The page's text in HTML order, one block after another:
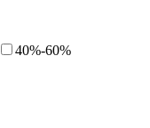
40%-60%